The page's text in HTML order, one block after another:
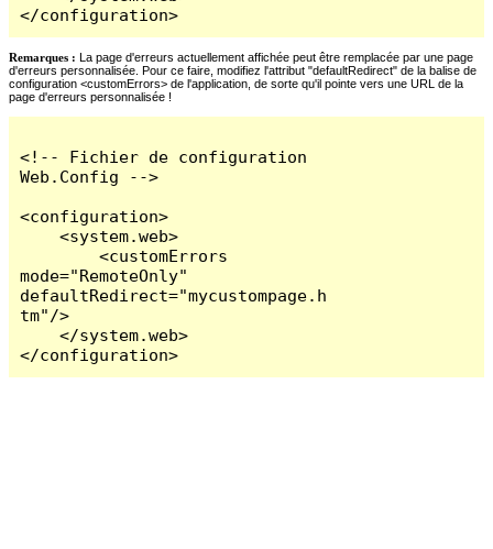
</configuration>
Remarques : La page d'erreurs actuellement affichée peut être remplacée par une page
d'erreurs personnalisée. Pour ce faire, modifiez l'attribut "defaultRedirect" de la balise de
configuration <customErrors> de l'application, de sorte qu'il pointe vers une URL de la
page d'erreurs personnalisée !
<!-- Fichier de configuration
Web.Config -->
<configuration>
    <system.web>
        <customErrors
mode="RemoteOnly"
defaultRedirect="mycustompage.h
tm"/>
    </system.web>
</configuration>